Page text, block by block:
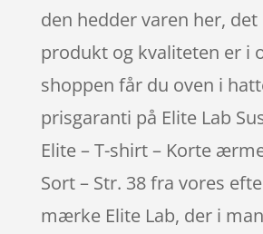
den hedder varen her,
produkt og kvaliteten er i
shoppen får du oven i
prisgaranti på Elite Lab
Elite – T-shirt – Korte
Sort – Str. 38 fra vores
mærke Elite Lab, der i